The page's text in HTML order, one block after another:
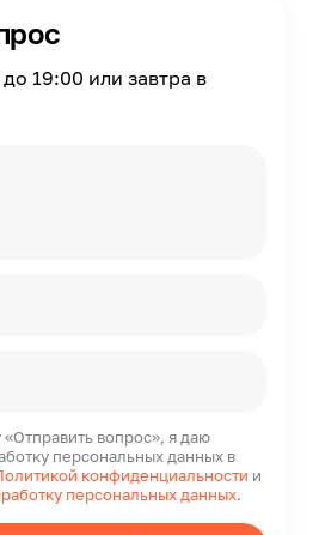
19:00 или завтра в
вопрос», я даю
персональных данных в
конфиденциальности и
персональных данных.